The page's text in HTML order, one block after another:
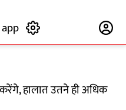
हालात उतने ही अधिक